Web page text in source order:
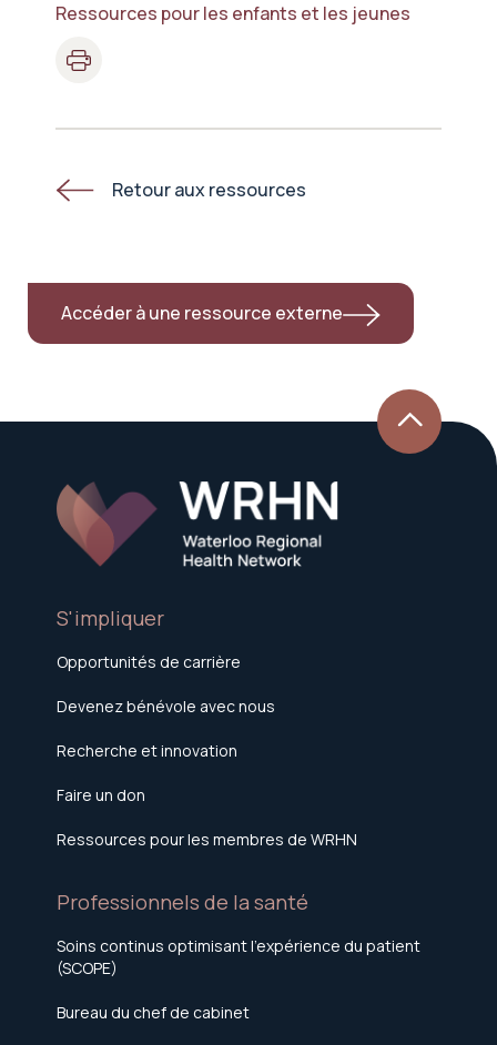
Retour aux ressources
Ressources pour les enfants et les jeunes
Accéder à une ressource externe
S'impliquer
Opportunités de carrière
Devenez bénévole avec nous
Recherche et innovation
Faire un don
Ressources pour les membres de WRHN
Professionnels de la santé
Soins continus optimisant l'expérience du patient
(SCOPE)
Bureau du chef de cabinet